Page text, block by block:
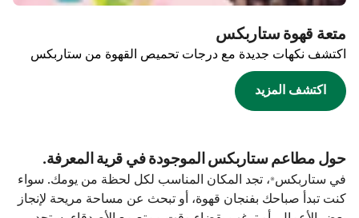
متعة قهوة ستاربكس
اكتشف نكهات جديدة مع درجات تحميص القهوة من ستاربكس
اكتشف المزيد
حول مطاعم ستاربكس الموجودة في قرية المعرفة.
في ستاربكس®، تجد المكان المناسب لكل لحظة من يومك. سواء
كنت تبدأ صباحك بفنجان قهوة، أو تبحث عن مساحة مريحة لإنجاز